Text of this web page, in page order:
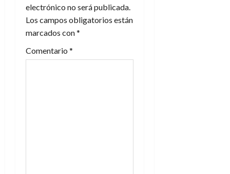
ó
n
d
electrónico no será publicada.
Los campos obligatorios están
marcados con*
Comentario *